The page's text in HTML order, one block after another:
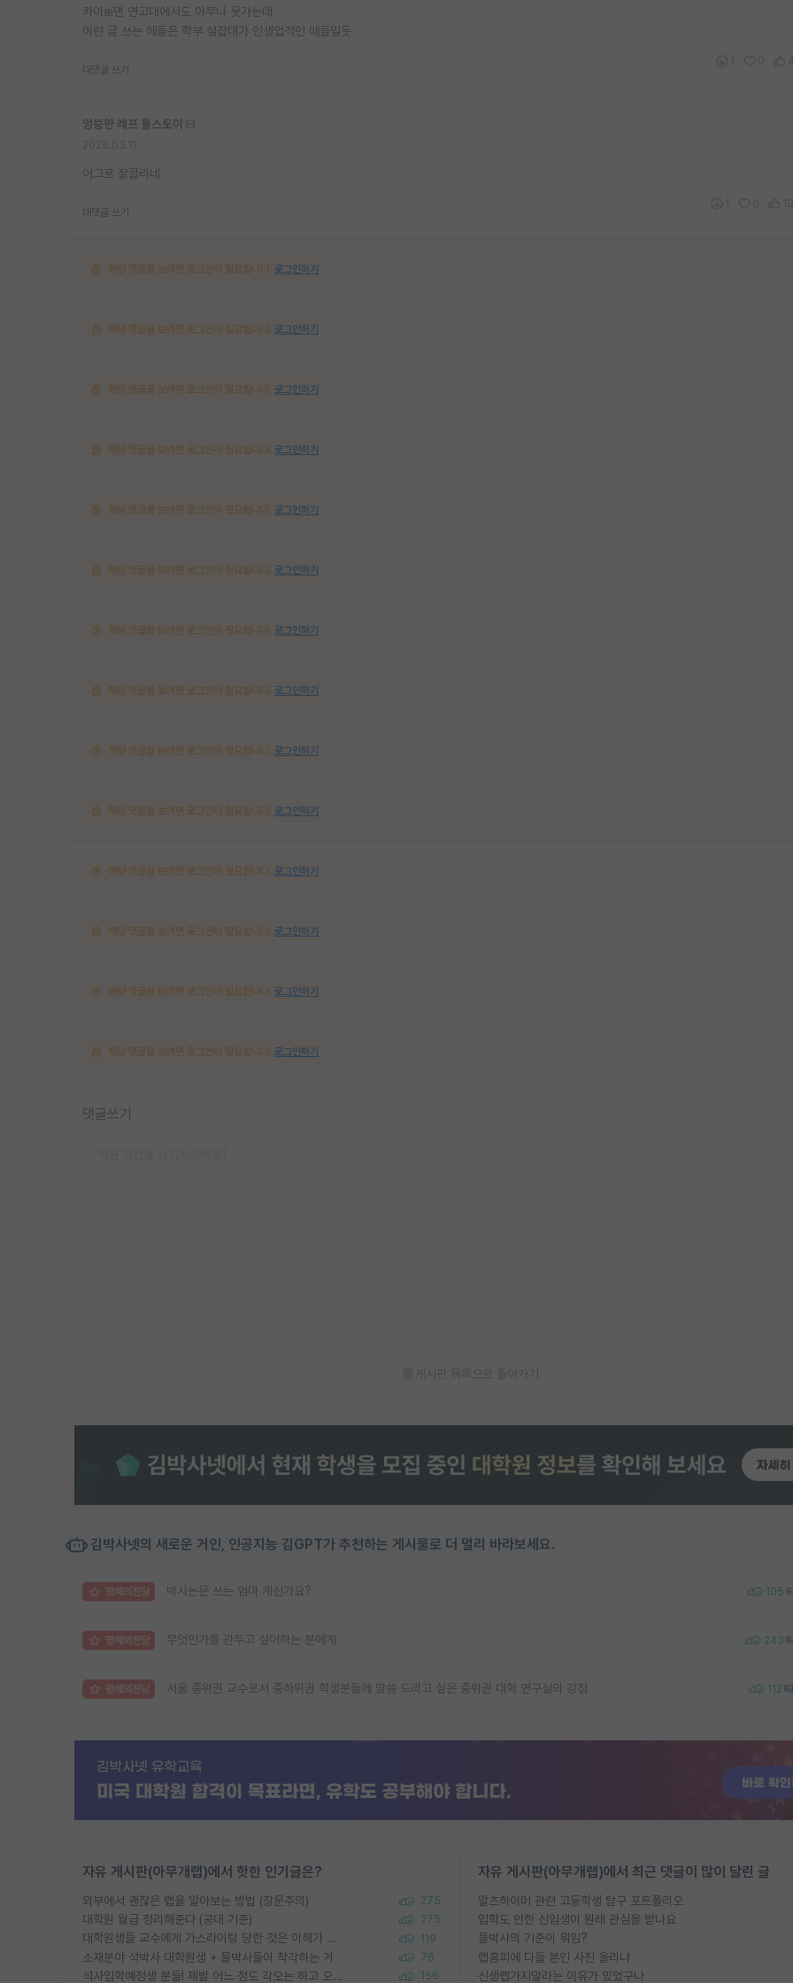
카이ai면 연고대에서도 아무나 못가는데
이런 글 쓰는 애들은 학부 설잡대가 인생업적인 애들일듯
대댓글 쓰기
엉뚱한 레프 톨스토이
어그로 잘끌리네
대댓글 쓰기
해당 댓글을 보려면 로그인이 필요합니다. 로그인하기
해당 댓글을 보려면 로그인이 필요합니다. 로그인하기
해당 댓글을 보려면 로그인이 필요합니다. 로그인하기
해당 댓글을 보려면 로그인이 필요합니다. 로그인하기
해당 댓글을 보려면 로그인이 필요합니다. 로그인하기
해당 댓글을 보려면 로그인이 필요합니다. 로그인하기
해당 댓글을 보려면 로그인이 필요합니다. 로그인하기
해당 댓글을 보려면 로그인이 필요합니다. 로그인하기
해당 댓글을 보려면 로그인이 필요합니다. 로그인하기
해당 댓글을 보려면 로그인이 필요합니다. 로그인하기
해당 댓글을 보려면 로그인이 필요합니다. 로그인하기
해당 댓글을 보려면 로그인이 필요합니다. 로그인하기
해당 댓글을 보려면 로그인이 필요합니다. 로그인하기
해당 댓글을 보려면 로그인이 필요합니다. 로그인하기
댓글쓰기
게시판 목록으로 돌아가기
김박사넷의 새로운 거인, 인공지능 김GPT가 추천하는 게시물로 더 멀리 바라보세요.
명예의전당 박사논문 쓰는 엄마 계신가요? 105
명예의전당 무엇인가를 관두고 싶어하는 분에게 243
명예의전당 서울 중위권 교수로서 중하위권 학생분들께 말씀 드리고 싶은 중위권 대학 연구실의 강점 112
자유 게시판(아무개랩)에서 핫한 인기글은?
외부에서 괜찮은 랩을 알아보는 방법 (장문주의) 275
대학원 월급 정리해준다 (공대 기준) 275
대학원생들 교수에게 가스라이팅 당한 것은 이해가 갑니다. 안타깝네요. 119
소재분야 석박사 대학원생 + 물박사들이 착각하는 거 76
석사입학예정생 분들! 제발 어느 정도 각오는 하고 오세요. 156
자유 게시판(아무개랩)에서 최근 댓글이 많이 달린 글
알츠하이머 관련 고등학생 탐구 포트폴리오
입학도 안한 신입생이 원래 관심을 받나요
물박사의 기준이 뭐임?
랩홈피에 다들 본인 사진 올리냐
신생랩가지말라는 이유가 있었구나